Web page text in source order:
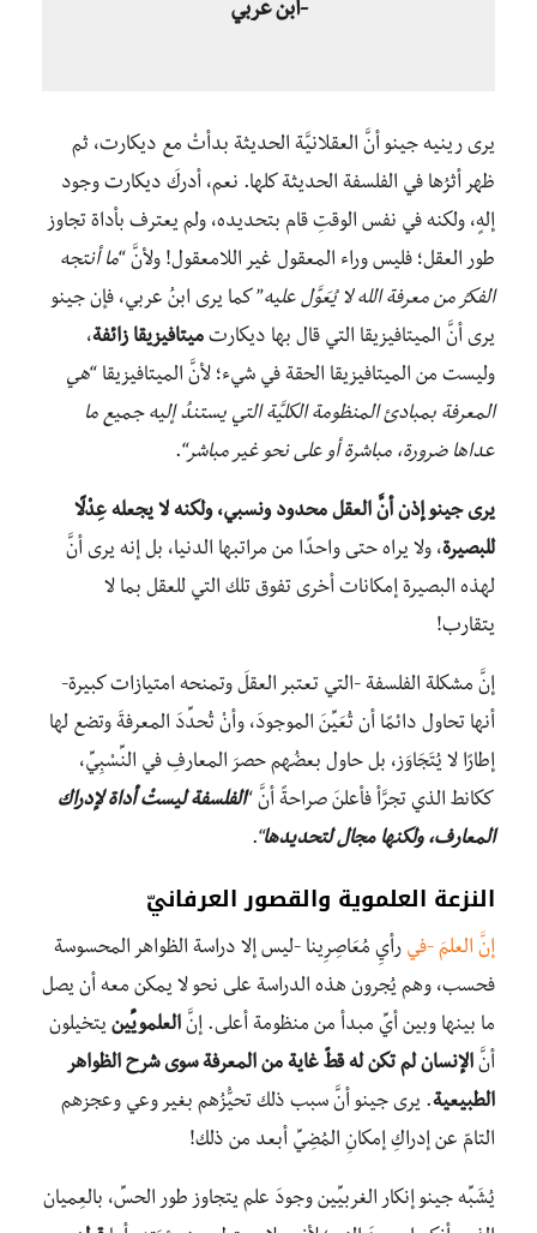
-ابن عربي
يرى رينيه جينو أنَّ العقلانيَّة الحديثة بدأتْ مع ديكارت، ثم
ظهر أثرُها في الفلسفة الحديثة كلها. نعم، أدركَ ديكارت وجود
إلهٍ، ولكنه في نفس الوقتِ قام بتحديده، ولم يعترف بأداة تجاوز
طور العقل؛ فليس وراء المعقول غير اللامعقول! ولأنَّ “ما أنتجه
الفكرُ من معرفة الله لا يُعَوَّل عليه” كما يرى ابنُ عربي، فإن جينو
يرى أنَّ الميتافيزيقا التي قال بها ديكارت ميتافيزيقا زائفة،
وليست من الميتافيزيقا الحقة في شيء؛ لأنَّ الميتافيزيقا “هي
المعرفة بمبادئ المنظومة الكليَّة التي يستندُ إليه جميع ما
عداها ضرورة، مباشرة أو على نحو غير مباشر“.
يرى جينو إذن أنَّ العقل محدود ونسبي، ولكنه لا يجعله عِدْلًا
للبصيرة، ولا يراه حتى واحدًا من مراتبها الدنيا، بل إنه يرى أنَّ
لهذه البصيرة إمكانات أخرى تفوق تلك التي للعقل بما لا
يتقارب!
إنَّ مشكلة الفلسفة -التي تعتبر العقلَ وتمنحه امتيازات كبيرة-
أنها تحاول دائمًا أن تُعَيِّنَ الموجودَ، وأنْ تُحدِّدَ المعرفةَ وتضع لها
إطارًا لا يُتَجَاوَز، بل حاول بعضُهم حصرَ المعارفِ في النِّسْبِيِّ،
ككانط الذي تجرَّأ فأعلنَ صراحةً أنَّ “الفلسفة ليستْ أداة لإدراك
المعارف، ولكنها مجال لتحديدها“.
النزعة العلموية والقصور العرفانيّ
إنَّ العلمَ -في رأيِ مُعَاصِرِينا -ليس إلا دراسة الظواهر المحسوسة
فحسب، وهم يُجرون هذه الدراسة على نحو لا يمكن معه أن يصل
ما بينها وبين أيِّ مبدأ من منظومة أعلى. إنَّ العلمويِّين يتخيلون
أنَّ الإنسان لم تكن له قطّ غاية من المعرفة سوى شرح الظواهر
الطبيعية. يرى جينو أنَّ سبب ذلك تحيُّزُهم بغير وعي وعجزهم
التامّ عن إدراكِ إمكانِ المُضِيِّ أبعد من ذلك!
يُشَبِّه جينو إنكار الغربيِّين وجودَ علم يتجاوز طور الحسِّ، بالعِميان